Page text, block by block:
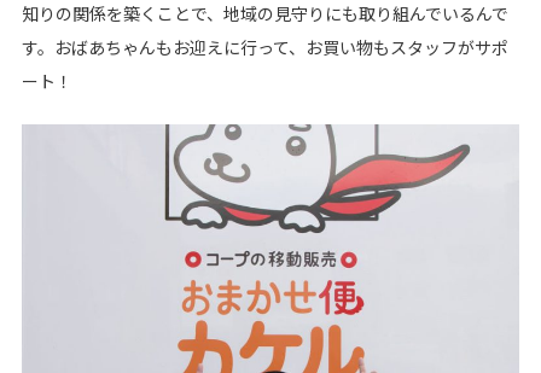
知りの関係を築くことで、地域の見守りにも取り組んでいるんで
す。おばあちゃんもお迎えに行って、お買い物もスタッフがサポ
ート！